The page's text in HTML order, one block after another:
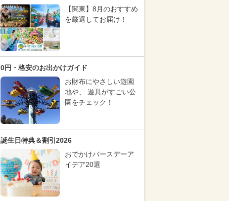
【関東】8月のおすすめ
を厳選してお届け！
0円・格安のお出かけガイド
お財布にやさしい遊園
地や、 遊具がすごい公
園をチェック！
誕生日特典＆割引2026
おでかけバースデーア
イデア20選